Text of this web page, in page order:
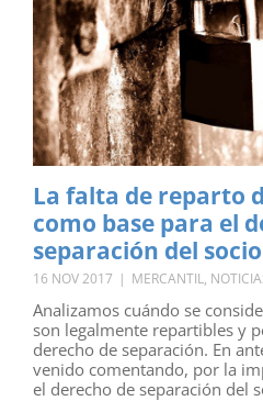
La falta de reparto
como base para el
separación del socio
16 NOV 2017 | MERCANTIL,
Analizamos cuándo se
son legalmente repartibles y
derecho de separación. En
venido comentando, por la
el derecho de separación del